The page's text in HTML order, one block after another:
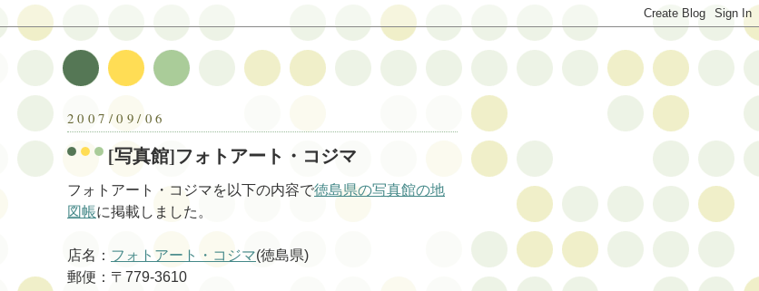
2007/09/06
[写真館]フォトアート・コジマ
フォトアート・コジマを以下の内容で徳島県の写真館の地
図帳に掲載しました。
店名： フォトアート・コジマ(徳島県)
郵便：〒779-3610